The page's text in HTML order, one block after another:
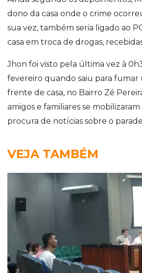
dono da casa onde o crime
sua vez, também seria ligado ao
casa em troca de drogas,
Jhon foi visto pela última vez à
fevereiro quando saiu para fumar
frente de casa, no Bairro Zé
amigos e familiares se mobilizaram
procura de notícias sobre o
VEJA TAMBÉM